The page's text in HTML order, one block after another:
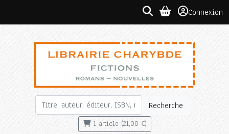
Connexion
Recherche
1 article (21,00 €)